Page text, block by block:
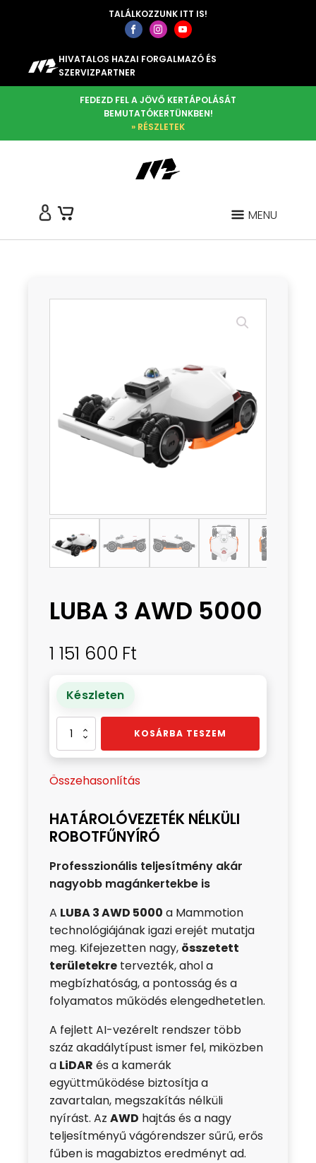
HIVATALOS HAZAI FORGALMAZÓ ÉS
SZERVIZPARTNER
TALÁLKOZZUNK ITT IS!
FEDEZD FEL A JÖVŐ KERTÁPOLÁSÁT
BEMUTATÓKERTÜNKBEN!
» RÉSZLETEK
MENU
LUBA 3 AWD 5000
1 151 600 Ft
Készleten
LUBA
3
5000
KOSÁRBA TESZEM
Összehasonlítás
HATÁROLÓVEZETÉK NÉLKÜLI
ROBOTFŰNYÍRÓ
Professzionális teljesítmény akár
nagyobb magánkertekbe is
A LUBA 3 AWD 5000 a Mammotion
technológiájának igazi erejét mutatja
meg. Kifejezetten nagy, összetett
területekre tervezték, ahol a
megbízhatóság, a pontosság és a
folyamatos működés elengedhetetlen.
A fejlett AI-vezérelt rendszer több
száz akadálytípust ismer fel, miközben
a LiDAR és a kamerák
együttműködése biztosítja a
zavartalan, megszakítás nélküli
nyírást. Az AWD hajtás és a nagy
teljesítményű vágórendszer sűrű, erős
fűben is magabiztos eredményt ad.